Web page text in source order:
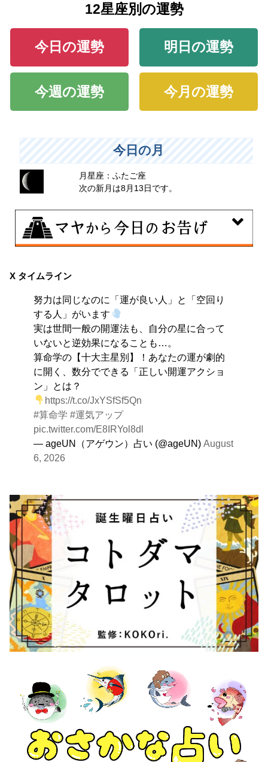
12星座別の運勢
今日の運勢 明日の運勢
今週の運勢 今月の運勢
今日の月
月星座：ふたご座
次の新月は8月13日です。
興味のある分野で、熟練を志す日。なんとなくではな
す。
X タイムライン
努力は同じなのに「運が良い人」と「空回り
する人」がいます
実は世間一般の開運法も、自分の星に合って
いないと逆効果になることも…。
算命学の【十大主星別】！あなたの運が劇的
に開く、数分でできる「正しい開運アクショ
ン」とは？
https://t.co/JxYSfSf5Qn
#算命学 #運気アップ
pic.twitter.com/E8IRYol8dl
— ageUN（アゲウン）占い (@ageUN)August
6, 2026